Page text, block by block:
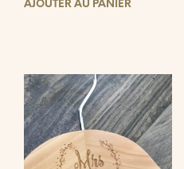
AJOUTER AU PANIER